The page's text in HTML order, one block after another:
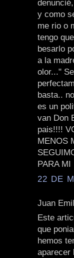
y como
me rio o
tengo
besarlo
a la
olor..."
basta..
es un
van Don
pais!!!!
MENOS
PARA MI
22 DE
Juan
Este
que
hemos
aparecer